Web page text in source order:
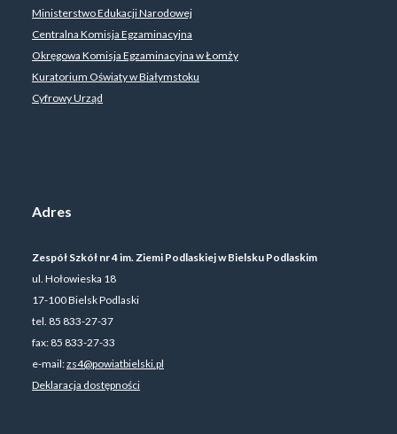
Ministerstwo Edukacji Narodowej
Centralna Komisja Egzaminacyjna
Okręgowa Komisja Egzaminacyjna w Łomży
Kuratorium Oświaty w Białymstoku
Cyfrowy Urząd
Adres
Zespół Szkół nr 4 im. Ziemi Podlaskiej w Bielsku Podlaskim
ul. Hołowieska 18
17-100 Bielsk Podlaski
tel. 85 833-27-37
fax: 85 833-27-33
e-mail:zs4@powiatbielski.pl
Deklaracja dostępności